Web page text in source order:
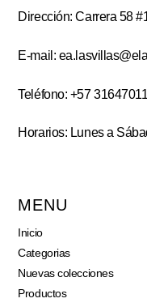
Dirección: Carrera 58
E-mail:
Teléfono: +57
Horarios: Lunes a
MENU
Inicio
Categorias
Nuevas colecciones
Productos